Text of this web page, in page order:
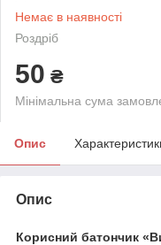
Немає в наявності
Роздріб
50 ₴
Мінімальна сума
Опис
Опис
Корисний батончик